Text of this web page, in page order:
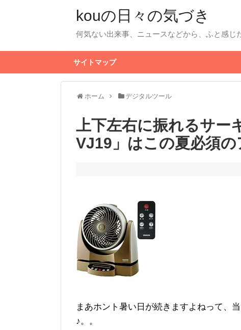
kouの日々の気づき
何気ない出来事、ニュースなどから、ふと感じ
サイトマップ
ホーム デジタルツール
上下左右に振れるサー
VJ19」はこの夏必須の
まあホント暑い日が続きますよねって、
♪。。